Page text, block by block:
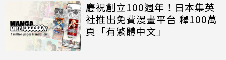
慶祝創立100週年！日本集英
社推出免費漫畫平台 釋100萬
頁「有繁體中文」